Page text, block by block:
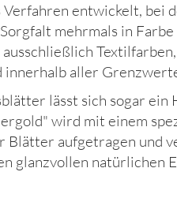
entwickelt, bei
mehrmals in
innerhalb aller
lässt sich sogar ein
wird mit einem
Blätter aufgetragen und
glanzvollen natürlichen